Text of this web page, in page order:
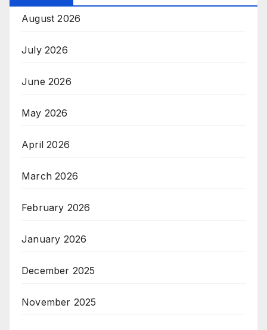
August 2026
July 2026
June 2026
May 2026
April 2026
March 2026
February 2026
January 2026
December 2025
November 2025